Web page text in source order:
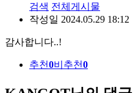
검색 전체게시물
작성일 2024.05.29 18:12
감사합니다..!
추천0비추천0